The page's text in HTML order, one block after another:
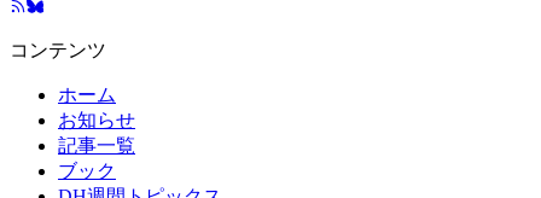
コンテンツ
ホーム
お知らせ
記事一覧
ブック